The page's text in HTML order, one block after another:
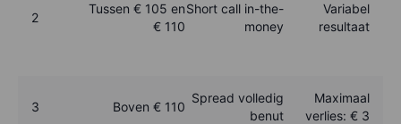
2
Tussen € 105 en
€ 110
Short call in-the-
money
Variabel
resultaat
3 Boven € 110
Spread volledig
benut
Maximaal
verlies: € 3